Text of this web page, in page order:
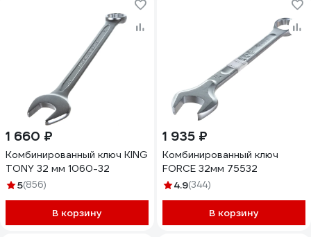
1 660 ₽
Комбинированный ключ KING
TONY 32 мм 1060-32
5(856)
В корзину
1 935 ₽
Комбинированный ключ
FORCE 32мм 75532
4.9(344)
В корзину